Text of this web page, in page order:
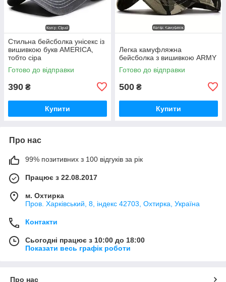
Стильна бейсболка унісекс із
вишивкою букв AMERICA,
тобто сіра
Готово до відправки
390 ₴
Купити
Легка камуфляжна
бейсболка з вишивкою ARMY
Готово до відправки
500 ₴
Купити
Про нас
99% позитивних з 100 відгуків за рік
Працює з 22.08.2017
м. Охтирка
Пров. Харківський, 8, індекс 42703, Охтирка, Україна
Контакти
Сьогодні працює з 10:00 до 18:00
Показати весь графік роботи
Про нас